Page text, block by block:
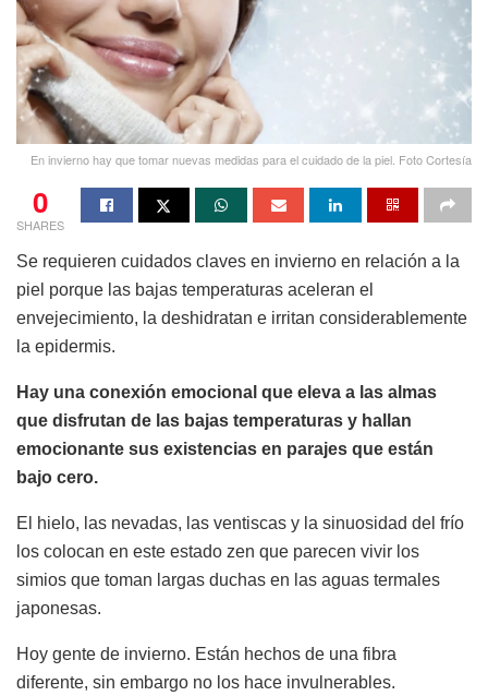
En invierno hay que tomar nuevas medidas para el cuidado de la piel. Foto Cortesía
0
SHARES
Se requieren cuidados claves en invierno en relación a la
piel porque las bajas temperaturas aceleran el
envejecimiento, la deshidratan e irritan considerablemente
la epidermis.
Hay una conexión emocional que eleva a las almas
que disfrutan de las bajas temperaturas y hallan
emocionante sus existencias en parajes que están
bajo cero.
El hielo, las nevadas, las ventiscas y la sinuosidad del frío
los colocan en este estado zen que parecen vivir los
simios que toman largas duchas en las aguas termales
japonesas.
Hoy gente de invierno. Están hechos de una fibra
diferente, sin embargo no los hace invulnerables.